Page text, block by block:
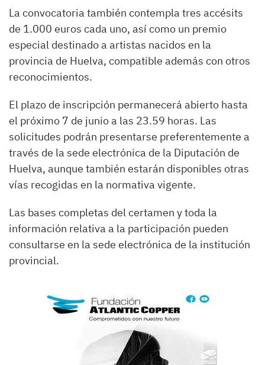
La convocatoria también contempla tres accésits
de 1.000 euros cada uno, así como un premio
especial destinado a artistas nacidos en la
provincia de Huelva, compatible además con otros
reconocimientos.
El plazo de inscripción permanecerá abierto hasta
el próximo 7 de junio a las 23.59 horas. Las
solicitudes podrán presentarse preferentemente a
través de la sede electrónica de la Diputación de
Huelva, aunque también estarán disponibles otras
vías recogidas en la normativa vigente.
Las bases completas del certamen y toda la
información relativa a la participación pueden
consultarse en la sede electrónica de la institución
provincial.